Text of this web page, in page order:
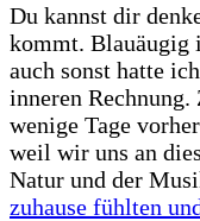
Du kannst dir
kommt. Blauäugig
auch sonst hatte
inneren
wenige Tage
weil wir uns an
Natur und der
zuhause fühlten